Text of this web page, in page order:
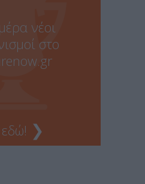
νέοι
στο
❯